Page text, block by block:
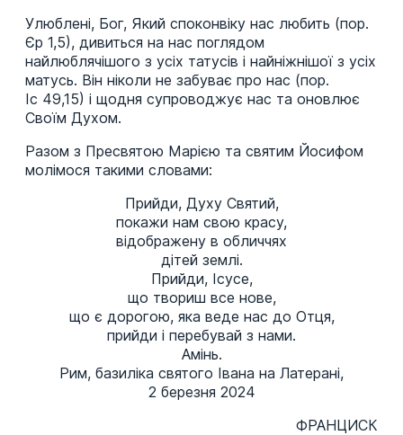
Улюблені, Бог, Який споконвіку нас любить (пор.
Єр 1,5), дивиться на нас поглядом
найлюблячішого з усіх татусів і найніжнішої з усіх
матусь. Він ніколи не забуває про нас (пор.
Іс 49,15) і щодня супроводжує нас та оновлює
Своїм Духом.
Разом з Пресвятою Марією та святим Йосифом
молімося такими словами:
Прийди, Духу Святий,
покажи нам свою красу,
відображену в обличчях
дітей землі.
Прийди, Ісусе,
що твориш все нове,
що є дорогою, яка веде нас до Отця,
прийди і перебувай з нами.
Амінь.
Рим, базиліка святого Івана на Латерані,
2 березня 2024
ФРАНЦИСК